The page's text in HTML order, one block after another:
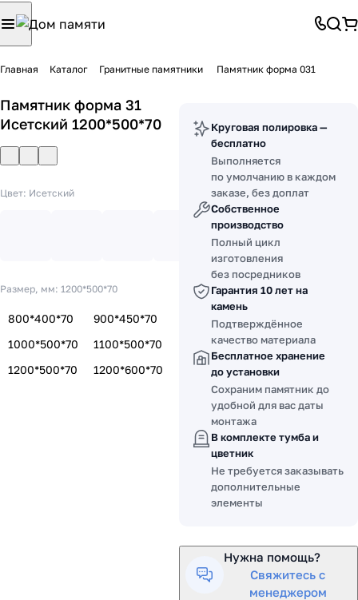
Главная Каталог Гранитные памятники Памятник форма 031
Памятник форма 31
Исетский 1200*500*70
Цвет: Исетский
Размер, мм: 1200*500*70
800*400*70
900*450*70
1000*500*70
1100*500*70
1200*500*70
1200*600*70
Круговая полировка —
бесплатно
Выполняется
по умолчанию в каждом
заказе, без доплат
Собственное
производство
Полный цикл
изготовления
без посредников
Гарантия 10 лет на
камень
Подтверждённое
качество материала
Бесплатное хранение
до установки
Сохраним памятник до
удобной для вас даты
монтажа
В комплекте тумба и
цветник
Не требуется заказывать
дополнительные
элементы
Нужна помощь?
Свяжитесь с
менеджером